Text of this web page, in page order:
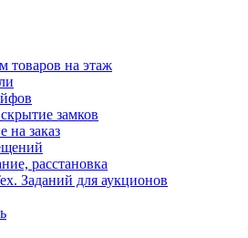
товаров на этаж
замков
на заказ
расстановка
Заданий для аукционов